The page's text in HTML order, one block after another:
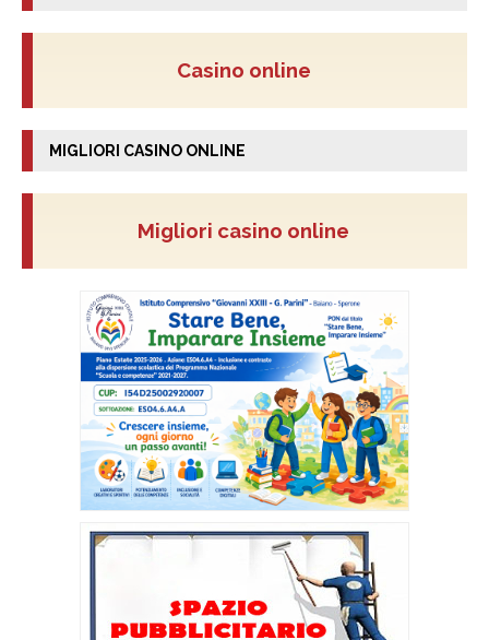
Casino online
MIGLIORI CASINO ONLINE
Migliori casino online